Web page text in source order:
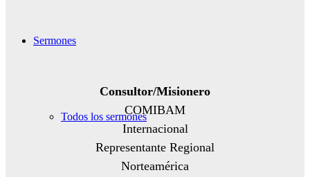
Sermones
Todos los sermones
Consultor/Misionero
COMIBAM
Internacional
Representante Regional
Norteamérica